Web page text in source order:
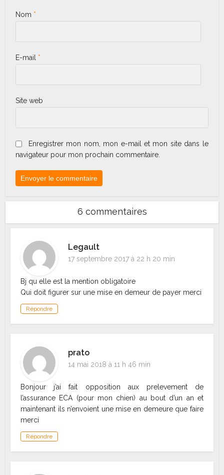
Nom *
E-mail *
Site web
Enregistrer mon nom, mon e-mail et mon site dans le
navigateur pour mon prochain commentaire.
6 commentaires
Legault
17 septembre 2017 à 22 h 20 min
Bj qu elle est la mention obligatoire
Qui doit figurer sur une mise en demeur de payer merci
Répondre
prato
14 mai 2018 à 11 h 46 min
Bonjour j’ai fait opposition aux prelevement de
l’assurance ECA (pour mon chien) au bout d’un an et
maintenant ils n’envoient une mise en demeure que faire
merci
Répondre